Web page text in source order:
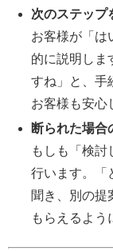
次のステップ
お客様が「は
的に説明しま
すね」と、手
お客様も安心
断られた場合
もしも「検討
行います。「
聞き、別の提
もらえるよう